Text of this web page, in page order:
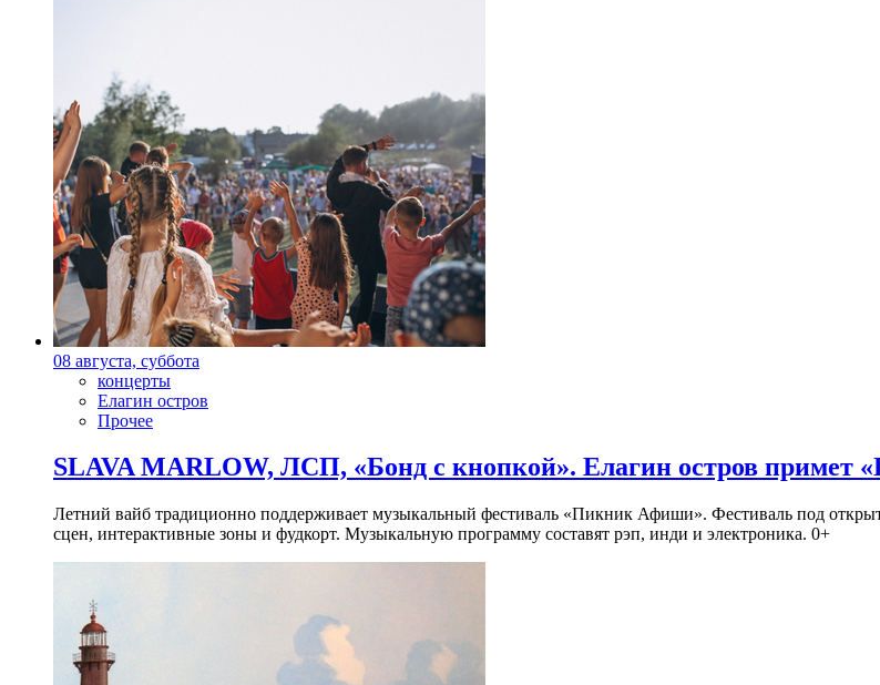
08 августа, суббота
концерты
Елагин остров
Прочее
SLAVA MARLOW, ЛСП, «Бонд с кнопкой». Елагин остров
Летний вайб традиционно поддерживает музыкальный фестиваль «Пикник Афиши». Фестиваль под
сцен, интерактивные зоны и фудкорт. Музыкальную программу составят рэп, инди и электроника. 0+